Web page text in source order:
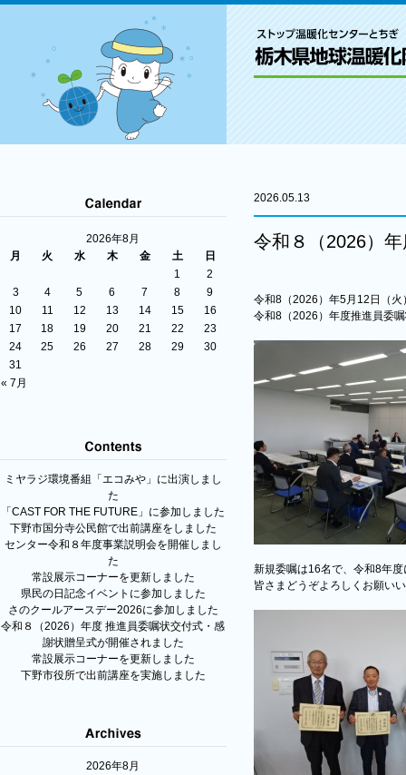
2026年8月
月
火 水 木 金 土 日
« 7月
1
2
3
4 5 6 7 8
9
10
11 12 13 14 15
16
17
18 19 20 21 22
23
24
25 26 27 28 29
30
31
ミヤラジ環境番組「エコみや」に出演しまし
た
「CAST FOR THE FUTURE」に参加しました
下野市国分寺公民館で出前講座をしました
センター令和８年度事業説明会を開催しまし
た
常設展示コーナーを更新しました
県民の日記念イベントに参加しました
さのクールアースデー2026に参加しました
令和８（2026）年度 推進員委嘱状交付式・感
謝状贈呈式が開催されました
常設展示コーナーを更新しました
下野市役所で出前講座を実施しました
2026年8月
2026.05.13
令和８（2026）
令和8（2026）年5月12日（
令和8（2026）年度推進員委
新規委嘱は16名で、令和8年
皆さまどうぞよろしくお願い